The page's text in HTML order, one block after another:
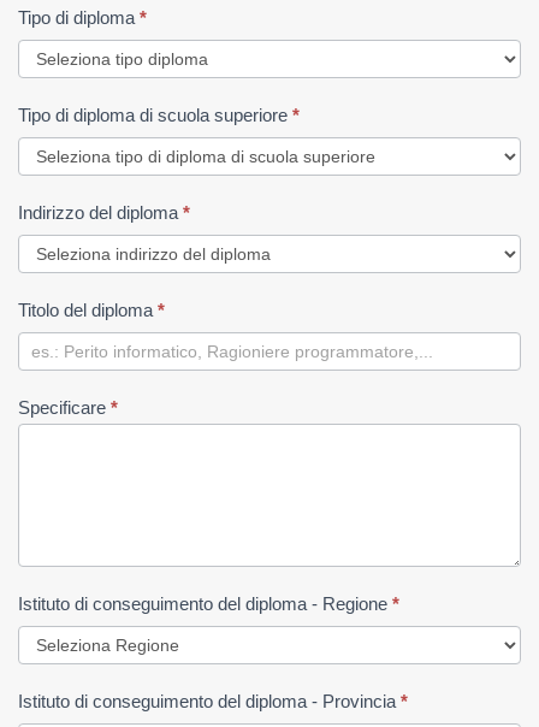
Tipo di diploma *
Tipo di diploma di scuola superiore *
Indirizzo del diploma *
Titolo del diploma *
Specificare *
Istituto di conseguimento del diploma - Regione *
Istituto di conseguimento del diploma - Provincia *